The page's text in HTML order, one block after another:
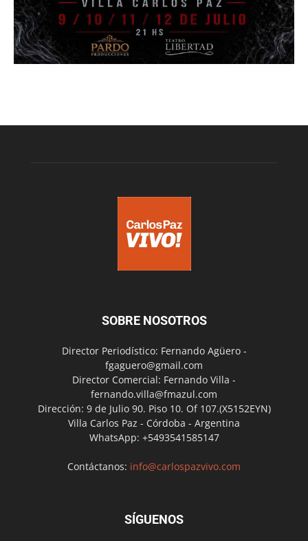
SOBRE NOSOTROS
Director Periodístico: Fernando Agüero -
fgaguero@gmail.com
Director Comercial: Fernando Villa -
fernando.villa@fmazul.com
Dirección: 9 de Julio 90. Piso 10. Of 107.(X5152EYN)
Villa Carlos Paz - Córdoba - Argentina
WhatsApp: +5493541585147
Contáctanos: info@carlospazvivo.com
SÍGUENOS